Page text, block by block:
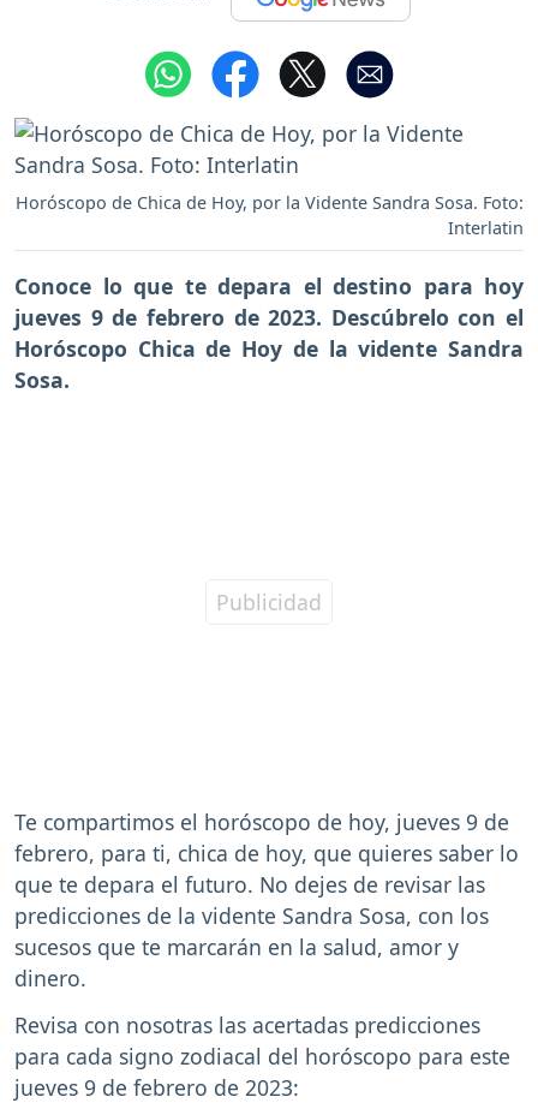
Horóscopo de Chica de Hoy, por la Vidente Sandra Sosa. Foto:
Interlatin
Conoce lo que te depara el destino para hoy
jueves 9 de febrero de 2023. Descúbrelo con el
Horóscopo Chica de Hoy de la vidente Sandra
Sosa.
Te compartimos el horóscopo de hoy, jueves 9 de
febrero, para ti, chica de hoy, que quieres saber lo
que te depara el futuro. No dejes de revisar las
predicciones de la vidente Sandra Sosa, con los
sucesos que te marcarán en la salud, amor y
dinero.
Revisa con nosotras las acertadas predicciones
para cada signo zodiacal del horóscopo para este
jueves 9 de febrero de 2023: